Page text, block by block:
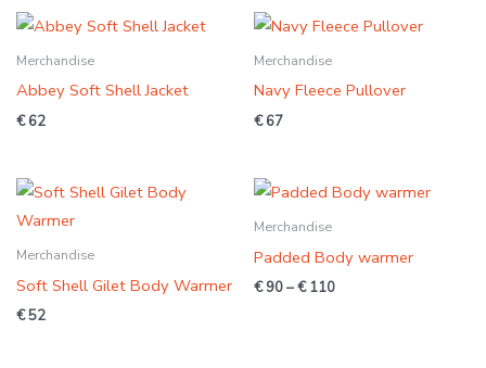
Merchandise
Abbey Soft Shell Jacket
€62
Merchandise
Navy Fleece Pullover
€67
Merchandise
Soft Shell Gilet Body Warmer
€52
Merchandise
Padded Body warmer
€90–€110
Prisområde:
€ 90